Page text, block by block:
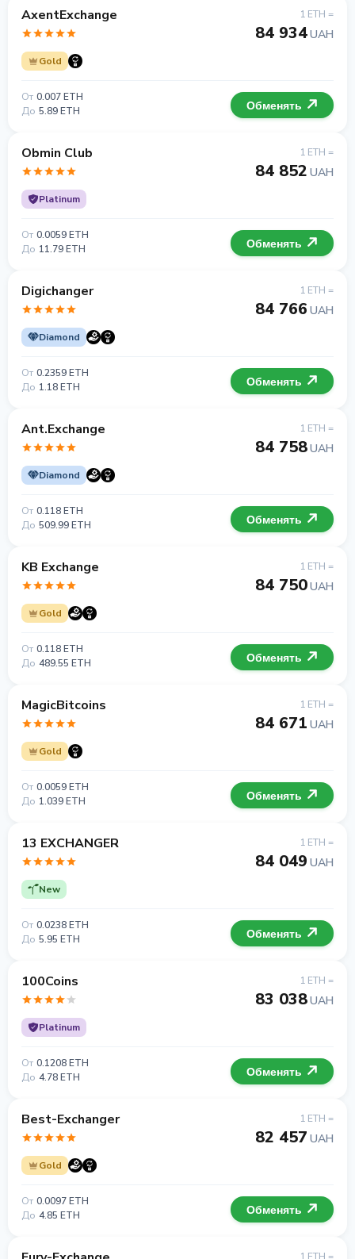
AxentExchange
Gold
1 ETH =
84 934UAH
От 0.007 ETH
До 5.89 ETH Обменять
Obmin Club
Platinum
1 ETH =
84 852 UAH
От 0.0059 ETH
До 11.79 ETH Обменять
Digichanger
Diamond
1 ETH =
84 766 UAH
От 0.2359 ETH
До 1.18 ETH Обменять
Ant.Exchange
Diamond
1 ETH =
84 758UAH
От 0.118 ETH
До 509.99 ETH Обменять
KB Exchange
Gold
1 ETH =
84 750UAH
От 0.118 ETH
До 489.55 ETH Обменять
MagicBitcoins
Gold
1 ETH =
84 671 UAH
От 0.0059 ETH
До 1.039 ETH Обменять
13 EXCHANGER
New
1 ETH =
84 049 UAH
От 0.0238 ETH
До 5.95 ETH Обменять
100Coins
Platinum
1 ETH =
83 038UAH
От 0.1208 ETH
До 4.78 ETH Обменять
Best-Exchanger
Gold
1 ETH =
82 457 UAH
От 0.0097 ETH
До 4.85 ETH Обменять